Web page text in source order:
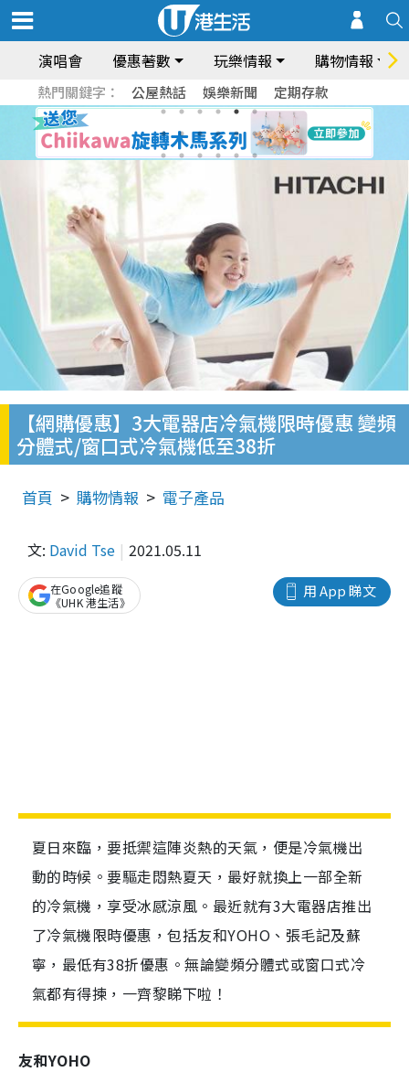
演唱會 優惠著數 玩樂情報 購物情報
熱門關鍵字： 公屋熱話 娛樂新聞 定期存款
【網購優惠】3大電器店冷氣機限時優惠 變頻
分體式/窗口式冷氣機低至38折
首頁 購物情報 電子產品
文: David Tse 2021.05.11
用 App 睇文
在Google追蹤
《UHK 港生活》
夏日來臨，要抵禦這陣炎熱的天氣，便是冷氣機出
動的時候。要驅走悶熱夏天，最好就換上一部全新
的冷氣機，享受冰感涼風。最近就有3大電器店推出
了冷氣機限時優惠，包括友和YOHO、張毛記及蘇
寧，最低有38折優惠。無論變頻分體式或窗口式冷
氣都有得揀，一齊黎睇下啦！
友和YOHO